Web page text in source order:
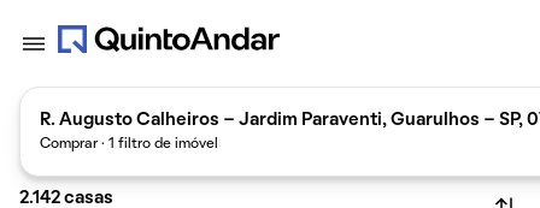
R. Augusto Calheiros - Jardim Paraventi, Guarulhos - SP,
Comprar · 1 filtro de imóvel
2.142 casas